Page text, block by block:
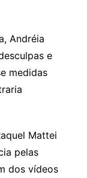
Andréia
e
medidas
Mattei
pelas
dos vídeos